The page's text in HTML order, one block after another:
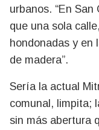
urbanos. “En
que una sola
hondonadas y en
de madera”.
Sería la actual
comunal, limpita;
sin más abertura